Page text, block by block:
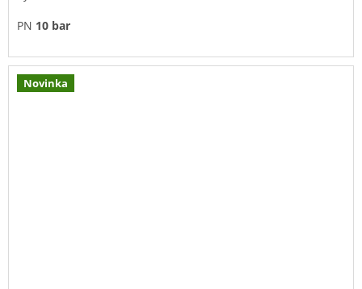
PN 10 bar
Novinka